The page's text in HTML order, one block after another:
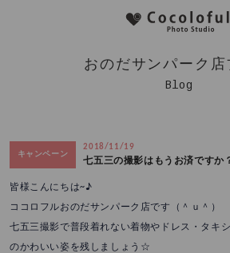
おのだサンパーク店
Blog
キャンペーン
2018/11/19
七五三の撮影はもうお済ですか
皆様こんにちは~♪
ココロフルおのだサンパーク店です（＾ｕ＾）
七五三撮影で普段着れない着物やドレス・タキ
のかわいい姿を残しましょう☆